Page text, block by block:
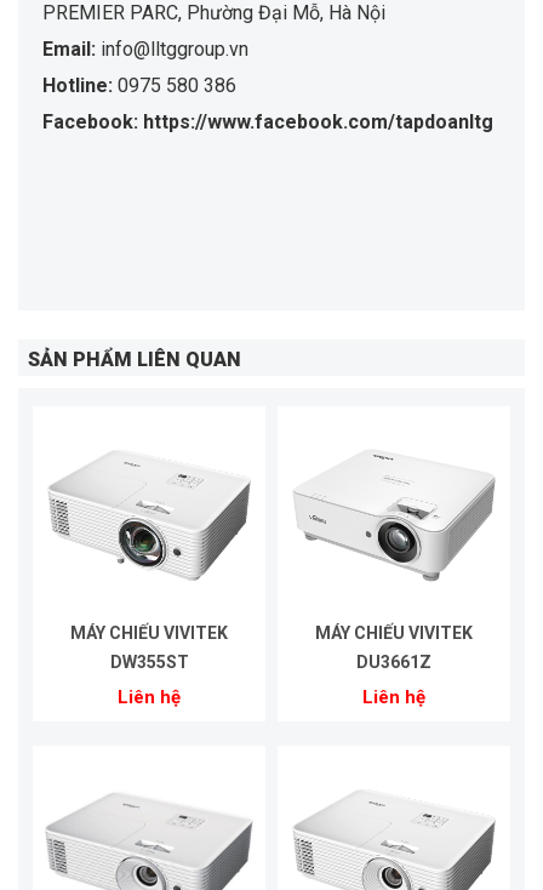
PREMIER PARC, Phường Đại Mỗ, Hà Nội
Email: info@lltggroup.vn
Hotline: 0975 580 386
Facebook: https://www.facebook.com/tapdoanltg
SẢN PHẨM LIÊN QUAN
MÁY CHIẾU VIVITEK
DW355ST
Liên hệ
MÁY CHIẾU VIVITEK
DU3661Z
Liên hệ